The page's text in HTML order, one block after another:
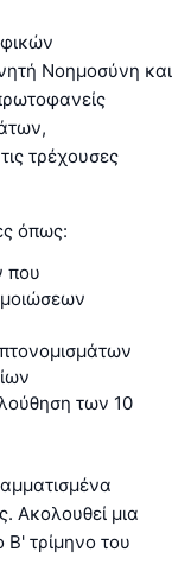
Νοημοσύνη και
τρέχουσες
όπως:
που
των 10
Ακολουθεί μια
Β' τρίμηνο του